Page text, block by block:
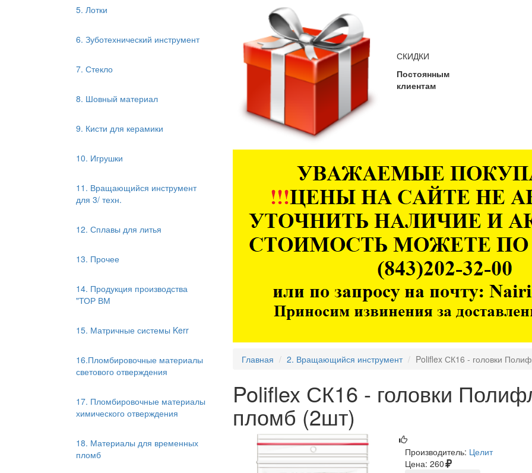
5. Лотки
6. Зуботехнический инструмент
7. Стекло
8. Шовный материал
9. Кисти для керамики
10. Игрушки
11. Вращающийся инструмент
для 3/ техн.
12. Сплавы для литья
13. Прочее
14. Продукция производства
"ТОР ВМ
15. Матричные системы Kerr
16.Пломбировочные материалы
светового отверждения
17. Пломбировочные материалы
химического отверждения
18. Материалы для временных
пломб
СКИДКИ
Постоянным
клиентам
Главная 2. Вращающийся инструмент Poliflex СК16 - головки
Poliflex СК16 - головки
пломб (2шт)
Производитель: Целит
Цена: 260